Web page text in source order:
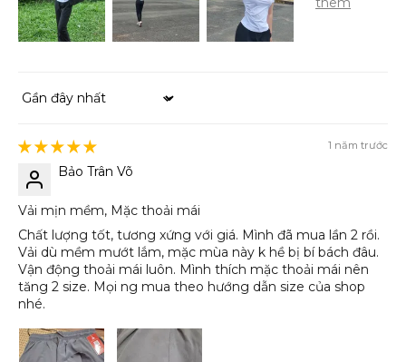
Sort by
1 năm trước
Bảo Trân Võ
Vải mịn mềm, Mặc thoải mái
Chất lượng tốt, tương xứng với giá. Mình đã mua lần 2 rồi.
Vải dù mềm mướt lắm, mặc mùa này k hề bị bí bách đâu.
Vận động thoải mái luôn. Mình thích mặc thoải mái nên
tăng 2 size. Mọi ng mua theo hướng dẫn size của shop
nhé.